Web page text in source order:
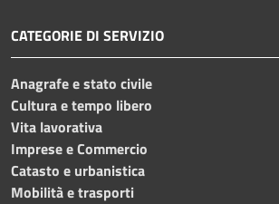
CATEGORIE DI SERVIZIO
Anagrafe e stato civile
Cultura e tempo libero
Vita lavorativa
Imprese e Commercio
Catasto e urbanistica
Mobilità e trasporti